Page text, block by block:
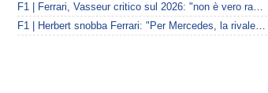
F1 | Ferrari, Vasseur critico sul 2026: "non è vero racing, ma non è artificiale"
F1 | Herbert snobba Ferrari: "Per Mercedes, la rivale è McLaren"